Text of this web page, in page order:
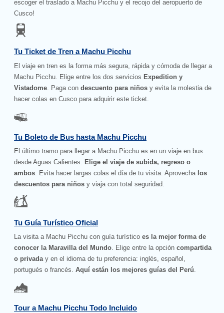
escoger el traslado a Machu Picchu y el recojo del aeropuerto de
Cusco!
Tu Ticket de Tren a Machu Picchu
El viaje en tren es la forma más segura, rápida y cómoda de llegar a
Machu Picchu. Elige entre los dos servicios Expedition y
Vistadome . Paga condescuento para niños y evita la molestia de
hacer colas en Cusco para adquirir este ticket.
Tu Boleto de Bus hasta Machu Picchu
El último tramo para llegar a Machu Picchu es en un viaje en bus
desde Aguas Calientes. Elige el viaje de subida, regreso o
ambos. Evita hacer largas colas el día de tu visita. Aprovecha los
descuentos para niños y viaja con total seguridad.
Tu Guía Turístico Oficial
La visita a Machu Picchu con guía turístico es la mejor forma de
conocer la Maravilla del Mundo. Elige entre la opcióncompartida
o privaday en el idioma de tu preferencia: inglés, español,
portugués o francés.Aquí están los mejores guías del Perú.
Tour a Machu Picchu Todo Incluido